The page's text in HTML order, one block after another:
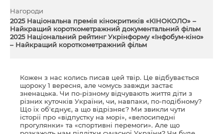
Нагороди
2025 Національна премія кінокритиків «КІНОКОЛО» –
Найкращий короткометражний документальний фільм
2025 Національний рейтинг Укрінформу «Інфобум-кіно»
– Найкращий короткометражний фільм
Кожен з нас колись писав цей твір. Це відбувається
щороку 1 вересня, але чомусь завжди застає
зненацька. Чи по-різному відчувають життя діти з
різних куточків України, чи, навпаки, по-подібному?
Що їх об'єднує, а що відрізняє? Ми звикли чути
історії про «відпустку на морі», «велосипедні
прогулянки» та «спортивні перемоги». Але що